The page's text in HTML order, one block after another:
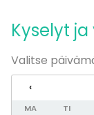
laadukas
Kirkkotiellä on
tehokkaasti.
Lisätietoa
Kyselyt
Valitse
‹
MA TI